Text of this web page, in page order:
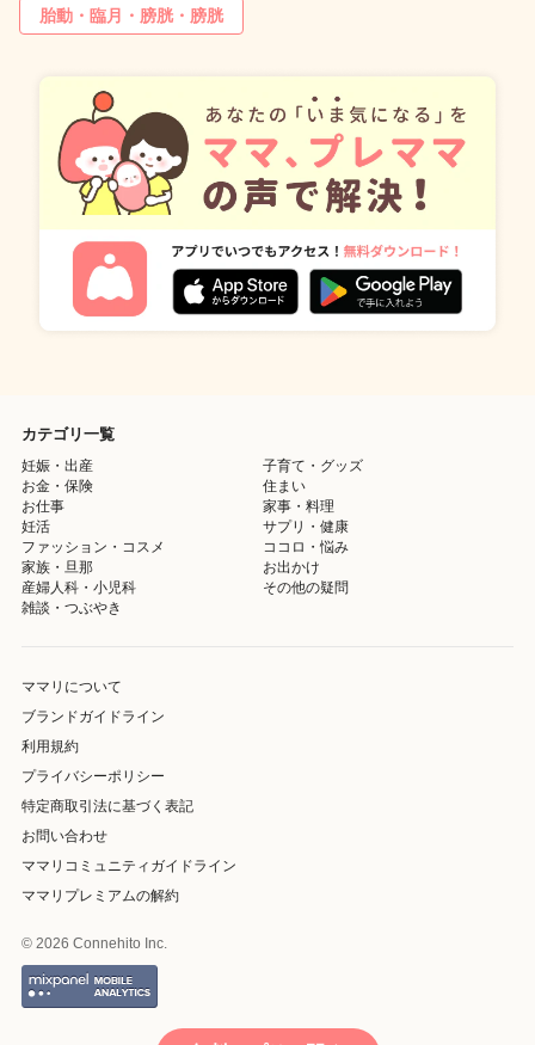
胎動・臨月・膀胱・膀胱
カテゴリ一覧
妊娠・出産
子育て・グッズ
お金・保険
住まい
お仕事
家事・料理
妊活
サプリ・健康
ファッション・コスメ
ココロ・悩み
家族・旦那
お出かけ
産婦人科・小児科
その他の疑問
雑談・つぶやき
ママリについて
ブランドガイドライン
利用規約
プライバシーポリシー
特定商取引法に基づく表記
お問い合わせ
ママリコミュニティガイドライン
ママリプレミアムの解約
© 2026 Connehito Inc.